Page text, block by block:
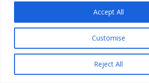
Customise
Reject All
Accept All